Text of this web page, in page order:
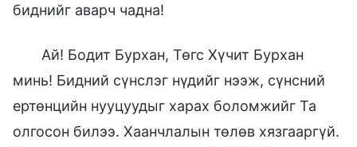
биднийг аварч чадна!
Ай! Бодит Бурхан, Төгс Хүчит Бурхан
минь! Бидний сүнслэг нүдийг нээж, сүнсний
ертөнцийн нууцуудыг харах боломжийг Та
олгосон билээ. Хаанчлалын төлөв хязгааргүй.